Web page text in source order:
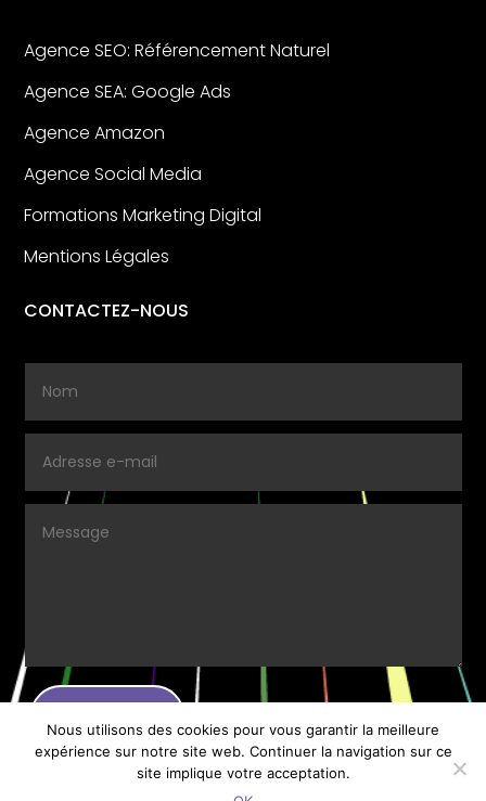
Agence SEO: Référencement Naturel
Agence SEA: Google Ads
Agence Amazon
Agence Social Media
Formations Marketing Digital
Mentions Légales
CONTACTEZ-NOUS
Nous utilisons des cookies pour vous garantir la meilleure
expérience sur notre site web. Continuer la navigation sur ce
site implique votre acceptation.